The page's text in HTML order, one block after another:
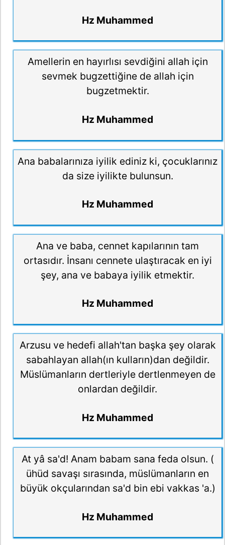
Hz Muhammed
Amellerin en hayırlısı sevdiğini allah için
sevmek bugzettiğine de allah için
bugzetmektir.
Hz Muhammed
Ana babalarınıza iyilik ediniz ki, çocuklarınız
da size iyilikte bulunsun.
Hz Muhammed
Ana ve baba, cennet kapılarının tam
ortasıdır. İnsanı cennete ulaştıracak en iyi
şey, ana ve babaya iyilik etmektir.
Hz Muhammed
Arzusu ve hedefi allah'tan başka şey olarak
sabahlayan allah(ın kulların)dan değildir.
Müslümanların dertleriyle dertlenmeyen de
onlardan değildir.
Hz Muhammed
At yâ sa'd! Anam babam sana feda olsun. (
ühüd savaşı sırasında, müslümanların en
büyük okçularından sa'd bin ebi vakkas 'a.)
Hz Muhammed